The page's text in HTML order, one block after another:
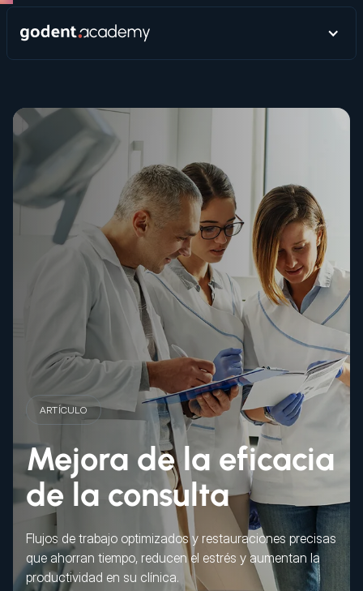
ARTÍCULO
Mejora de la eficacia
de la consulta
Flujos de trabajo optimizados y restauraciones precisas
que ahorran tiempo, reducen el estrés y aumentan la
productividad en su clínica.